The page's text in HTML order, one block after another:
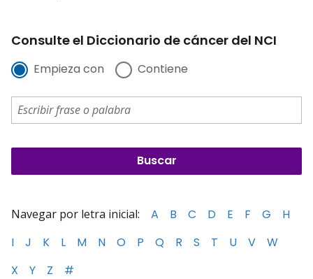
Consulte el Diccionario de cáncer del NCI
Empieza con Contiene
Navegar por letra inicial: A B C D E F G
H
I
J K L M N O P Q R S T U V
W
X
Y Z #